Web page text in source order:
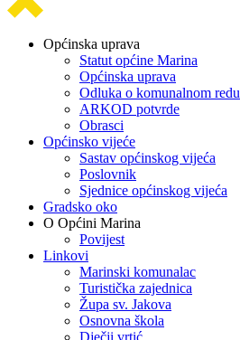
Općinska uprava
Statut općine Marina
Općinska uprava
Odluka o komunalnom redu
ARKOD potvrde
Obrasci
Općinsko vijeće
Sastav općinskog vijeća
Poslovnik
Sjednice općinskog vijeća
Gradsko oko
O Općini Marina
Povijest
Linkovi
Marinski komunalac
Turistička zajednica
Župa sv. Jakova
Osnovna škola